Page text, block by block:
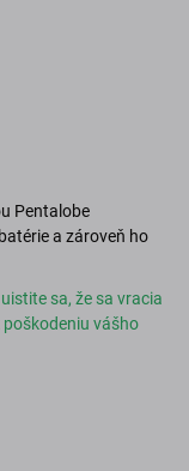
Pentalobe
a zároveň ho
sa, že sa vracia
vášho